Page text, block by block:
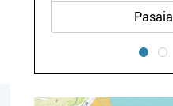
Pasaia